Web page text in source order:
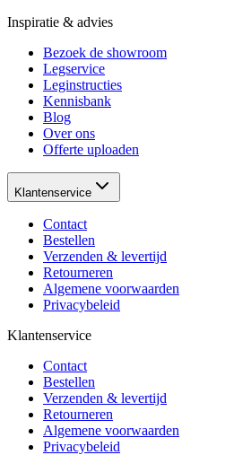
Inspiratie & advies
Bezoek de showroom
Legservice
Leginstructies
Kennisbank
Blog
Over ons
Offerte uploaden
Klantenservice
Contact
Bestellen
Verzenden & levertijd
Retourneren
Algemene voorwaarden
Privacybeleid
Klantenservice
Contact
Bestellen
Verzenden & levertijd
Retourneren
Algemene voorwaarden
Privacybeleid